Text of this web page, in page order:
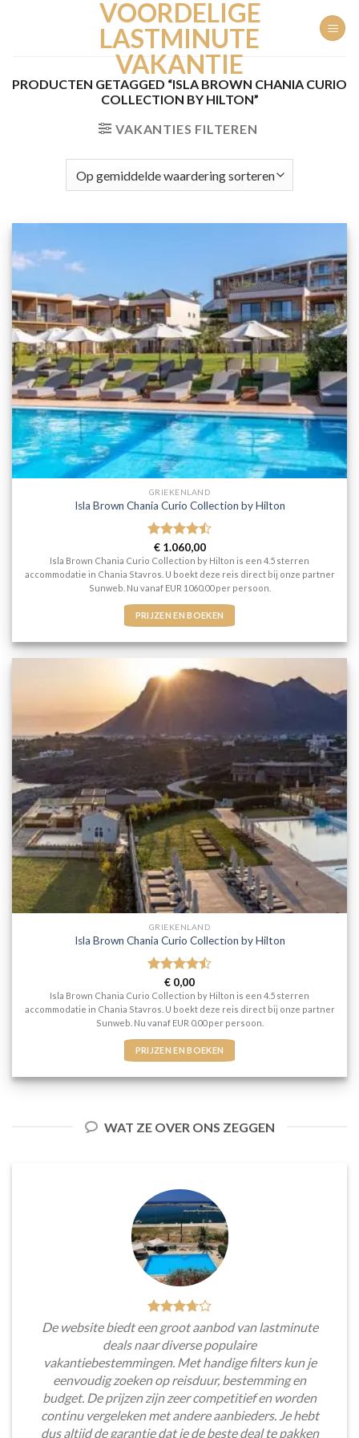
VOORDELIGE
LASTMINUTE
VAKANTIE
PRODUCTEN GETAGGED “ISLA BROWN CHANIA CURIO
COLLECTION BY HILTON”
VAKANTIES FILTEREN
GRIEKENLAND
Isla Brown Chania Curio Collection by Hilton
Gewaardeerd
4.5uit 5
€1.060,00
Isla Brown Chania Curio Collection by Hilton is een 4.5 sterren
accommodatie in Chania Stavros. U boekt deze reis direct bij onze partner
Sunweb. Nu vanaf EUR 1060.00 per persoon.
PRIJZEN EN BOEKEN
GRIEKENLAND
Isla Brown Chania Curio Collection by Hilton
Gewaardeerd
4.5uit 5
€ 0,00
Isla Brown Chania Curio Collection by Hilton is een 4.5 sterren
accommodatie in Chania Stavros. U boekt deze reis direct bij onze partner
Sunweb. Nu vanaf EUR 0.00 per persoon.
PRIJZEN EN BOEKEN
WAT ZE OVER ONS ZEGGEN
De website biedt een groot aanbod van lastminute
deals naar diverse populaire
vakantiebestemmingen. Met handige filters kun je
eenvoudig zoeken op reisduur, bestemming en
budget. De prijzen zijn zeer competitief en worden
continu vergeleken met andere aanbieders. Je hebt
dus altijd de garantie dat je de beste deal te pakken